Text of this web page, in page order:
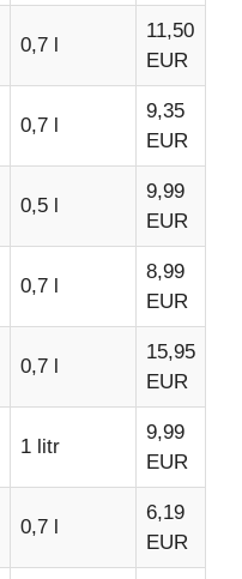
0,7 l
11,50
EUR
0,7 l
9,35
EUR
0,5 l
9,99
EUR
0,7 l
8,99
EUR
0,7 l
15,95
EUR
1 litr
9,99
EUR
0,7 l
6,19
EUR